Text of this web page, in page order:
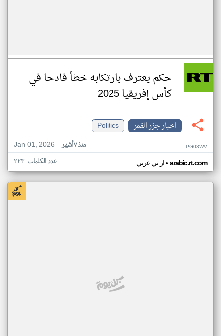
حكم يعترف بارتكابه خطأ فادحا في
كأس إفريقيا 2025
اخبار جزر القمر
Politics
Jan 01, 2026
منذ ٧ أشهر PG03WV
ار تي عربي• arabic.rt.com عدد الكلمات: ٢٢٣